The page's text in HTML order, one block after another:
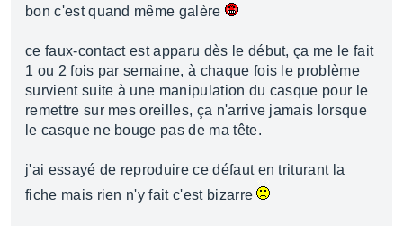
bon c'est quand même galère
ce faux-contact est apparu dès le début, ça me le fait
1 ou 2 fois par semaine, à chaque fois le problème
survient suite à une manipulation du casque pour le
remettre sur mes oreilles, ça n'arrive jamais lorsque
le casque ne bouge pas de ma tête.
j'ai essayé de reproduire ce défaut en triturant la
fiche mais rien n'y fait c'est bizarre